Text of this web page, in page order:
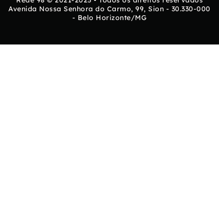
Avenida Nossa Senhora do Carmo, 99, Sion - 30.330-000
- Belo Horizonte/MG